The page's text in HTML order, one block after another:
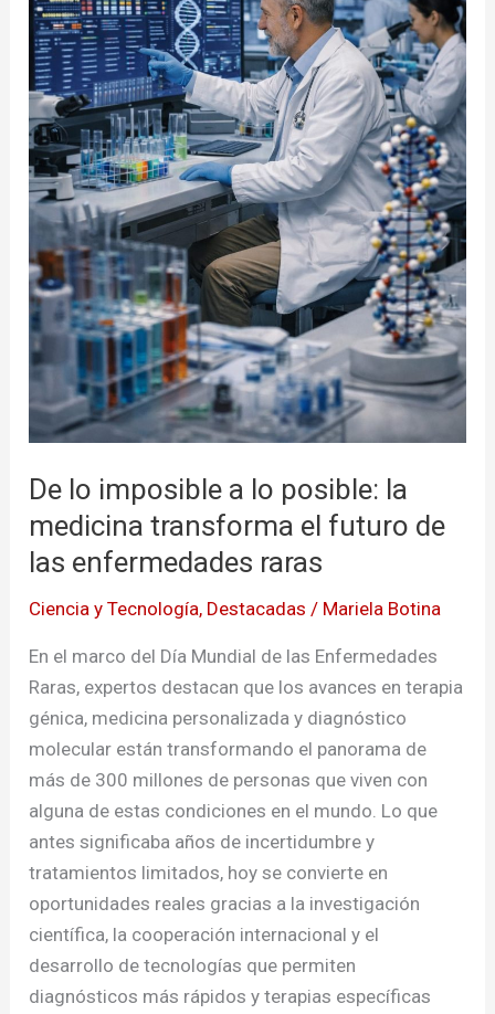
De lo imposible a lo posible: la
medicina transforma el futuro de
las enfermedades raras
Ciencia y Tecnología, Destacadas / Mariela Botina
En el marco del Día Mundial de las Enfermedades
Raras, expertos destacan que los avances en terapia
génica, medicina personalizada y diagnóstico
molecular están transformando el panorama de
más de 300 millones de personas que viven con
alguna de estas condiciones en el mundo. Lo que
antes significaba años de incertidumbre y
tratamientos limitados, hoy se convierte en
oportunidades reales gracias a la investigación
científica, la cooperación internacional y el
desarrollo de tecnologías que permiten
diagnósticos más rápidos y terapias específicas
medicina
transforma
el
futuro
de
las
enfermedades
raras